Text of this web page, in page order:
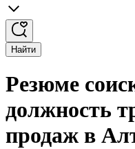
Найти
Резюме
должность
продаж в